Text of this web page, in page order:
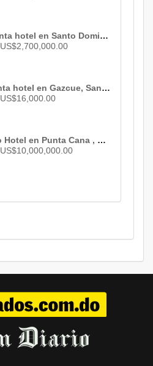
En venta hotel en Santo Domingo, Republica Dominicana
US$2,700,000.00
En renta hotel en Gazcue, Santo Domingo, Republica Dominicana. ID 1368
US$16,000.00
Vendo Hotel en Punta Cana , Bavaro , US$ 10,000,000.00
US$10,000,000.00